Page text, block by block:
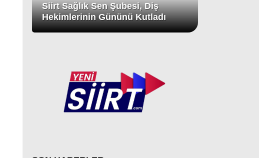
Siirt Sağlık Sen Şubesi, Diş
Hekimlerinin Gününü Kutladı